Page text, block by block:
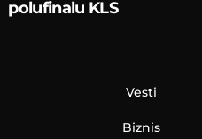
polufinalu KLS
Vesti
Biznis